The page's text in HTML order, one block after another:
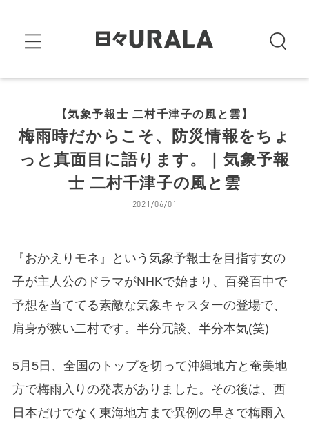
【気象予報士 二村千津子の風と雲】
梅雨時だからこそ、防災情報をちょ
っと真面目に語ります。｜気象予報
士 二村千津子の風と雲
2021/06/01
『おかえりモネ』という気象予報士を目指す女の
子が主人公のドラマがNHKで始まり、百発百中で
予想を当ててる素敵な気象キャスターの登場で、
肩身が狭い二村です。半分冗談、半分本気(笑)
5月5日、全国のトップを切って沖縄地方と奄美地
方で梅雨入りの発表がありました。その後は、西
日本だけでなく東海地方まで異例の早さで梅雨入